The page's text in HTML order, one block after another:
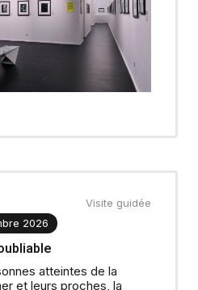
2026
atteintes de la
et leurs proches, la
Visite guidée